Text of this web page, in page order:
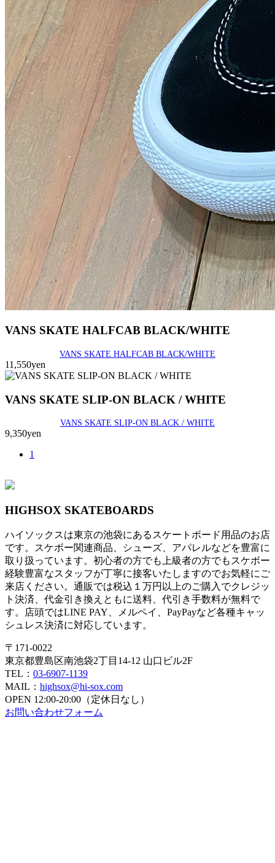
VANS SKATE HALFCAB BLACK/WHITE
VANS SKATE HALFCAB BLACK/WHITE
11,550yen
VANS SKATE SLIP-ON BLACK / WHITE
VANS SKATE SLIP-ON BLACK / WHITE
9,350yen
1
HIGHSOX SKATEBOARDS
ハイソックスは東京の池袋にあるスケートボード用品のお店
です。スケボー関連商品、シューズ、アパレルなどを豊富に
取り扱っています。初心者の方でも上級者の方でもスケボー
経験豊富なスタッフが丁寧に接客いたしますのでお気軽にご
来店ください。通販では税込１万円以上のご購入でクレジッ
ト決済、代金引き換えともに送料、代引き手数料が無料で
す。店頭ではLINE PAY、メルペイ、PayPayなど各種キャッ
シュレス決済に対応しています。
〒171-0022
東京都豊島区南池袋2丁目14-12 山口ビル2F
TEL： 03-6907-1139
MAIL： highsox@hi-sox.com
OPEN 12:00-20:00（定休日なし）
お問い合わせフォーム